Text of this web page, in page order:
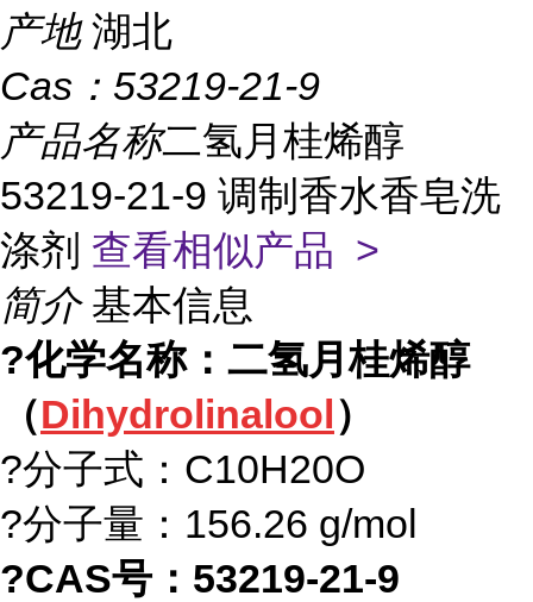
产地 湖北
Cas： 53219-21-9
产品名称二氢月桂烯醇
53219-21-9 调制香水香皂洗
涤剂 查看相似产品 >
简介 基本信息
?化学名称：二氢月桂烯醇
（Dihydrolinalool）
?分子式：C10H20O
?分子量：156.26 g/mol
?CAS号：53219-21-9